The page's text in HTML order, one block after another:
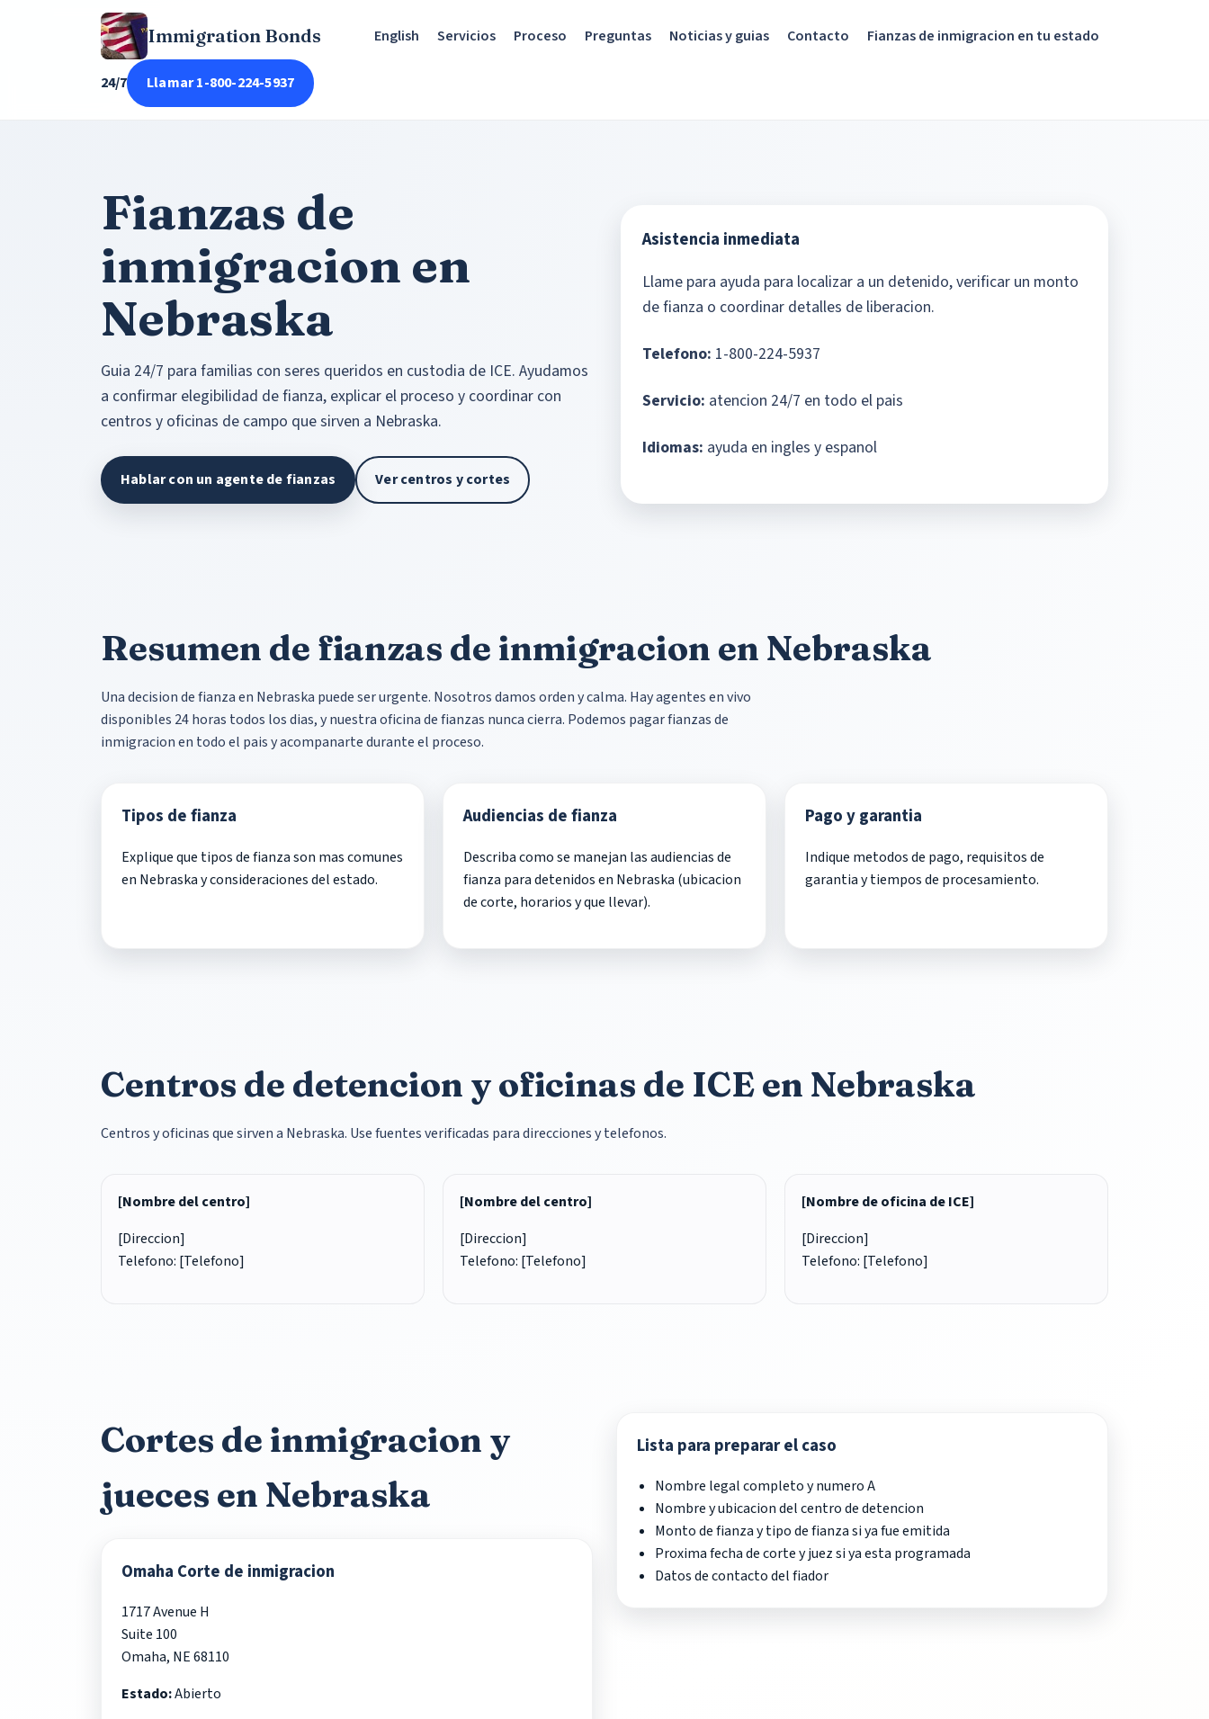
Immigration Bonds English Servicios Proceso Preguntas Noticias y guias Contacto Fianzas de inmigracion en tu estado
24/7 Llamar 1-800-224-5937
Fianzas de
inmigracion en
Nebraska
Guia 24/7 para familias con seres queridos en custodia de ICE. Ayudamos
a confirmar elegibilidad de fianza, explicar el proceso y coordinar con
centros y oficinas de campo que sirven a Nebraska.
Hablar con un agente de fianzas Ver centros y cortes
Asistencia inmediata
Llame para ayuda para localizar a un detenido, verificar un monto
de fianza o coordinar detalles de liberacion.
Telefono: 1-800-224-5937
Servicio: atencion 24/7 en todo el pais
Idiomas: ayuda en ingles y espanol
Resumen de fianzas de inmigracion en Nebraska
Una decision de fianza en Nebraska puede ser urgente. Nosotros damos orden y calma. Hay agentes en vivo
disponibles 24 horas todos los dias, y nuestra oficina de fianzas nunca cierra. Podemos pagar fianzas de
inmigracion en todo el pais y acompanarte durante el proceso.
Tipos de fianza
Explique que tipos de fianza son mas comunes
en Nebraska y consideraciones del estado.
Audiencias de fianza
Describa como se manejan las audiencias de
fianza para detenidos en Nebraska (ubicacion
de corte, horarios y que llevar).
Pago y garantia
Indique metodos de pago, requisitos de
garantia y tiempos de procesamiento.
Centros de detencion y oficinas de ICE en Nebraska
Centros y oficinas que sirven a Nebraska. Use fuentes verificadas para direcciones y telefonos.
[Nombre del centro]
[Direccion]
Telefono: [Telefono]
[Nombre del centro]
[Direccion]
Telefono: [Telefono]
[Nombre de oficina de ICE]
[Direccion]
Telefono: [Telefono]
Cortes de inmigracion y
jueces en Nebraska
Omaha Corte de inmigracion
1717 Avenue H
Suite 100
Omaha, NE 68110
Estado:Abierto
Lista para preparar el caso
Nombre legal completo y numero A
Nombre y ubicacion del centro de detencion
Monto de fianza y tipo de fianza si ya fue emitida
Proxima fecha de corte y juez si ya esta programada
Datos de contacto del fiador